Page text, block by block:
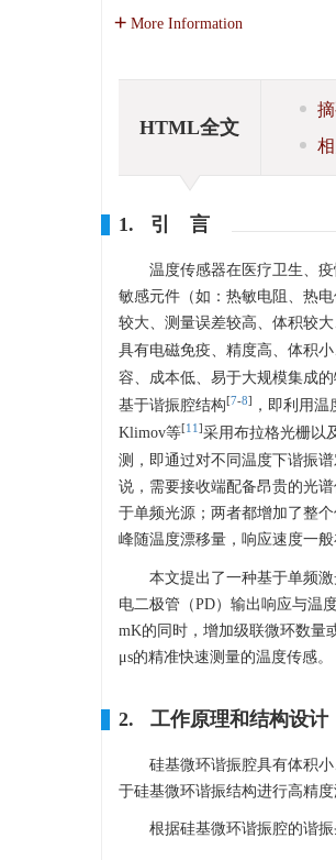
More Information
HTML全文
1. 引 言
温度传感器在医疗卫生、
敏感元件（如：热敏电阻、热
较大、测量误差较高、体积较
具有电磁免疫、精度高、体积
容、成本低、易于大规模集成的
基于谐振腔结构[7-8] ，即利用
Klimov等[11 ]采用布拉格光栅以
测，即通过对不同温度下谐振
说，需要接收端配备昂贵的光
于单频光源；两者都增加了整
峰随温度漂移量，响应速度一般
本文提出了一种基于单频
电二极管（PD）输出响应与温
mK的同时，增加级联微环数量
μs的精准快速测量的温度传感。
2. 工作原理和结构设计
硅基微环谐振腔具有体积
于硅基微环谐振结构进行高精
根据硅基微环谐振腔的谐